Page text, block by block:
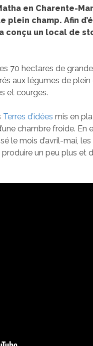
en Charente-
plein champ. Afin
conçu un local de
70 hectares de
aux légumes de
et courges.
Terres d’idées mis en
chambre froide.
le mois d’avril-mai,
un peu plus et